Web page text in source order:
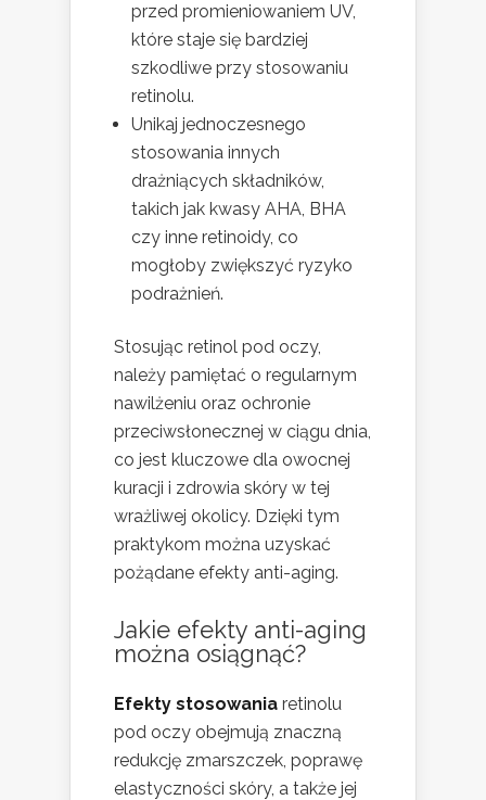
przed promieniowaniem UV,
które staje się bardziej
szkodliwe przy stosowaniu
retinolu.
Unikaj jednoczesnego
stosowania innych
drażniących składników,
takich jak kwasy AHA, BHA
czy inne retinoidy, co
mogłoby zwiększyć ryzyko
podrażnień.
Stosując retinol pod oczy,
należy pamiętać o regularnym
nawilżeniu oraz ochronie
przeciwsłonecznej w ciągu dnia,
co jest kluczowe dla owocnej
kuracji i zdrowia skóry w tej
wrażliwej okolicy. Dzięki tym
praktykom można uzyskać
pożądane efekty anti-aging.
Jakie efekty anti-aging
można osiągnąć?
Efekty stosowania retinolu
pod oczy obejmują znaczną
redukcję zmarszczek, poprawę
elastyczności skóry, a także jej